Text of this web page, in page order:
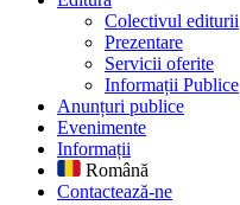
Colectivul editurii
Prezentare
Servicii oferite
Informații Publice
Anunțuri publice
Evenimente
Informații
Română
Contactează-ne